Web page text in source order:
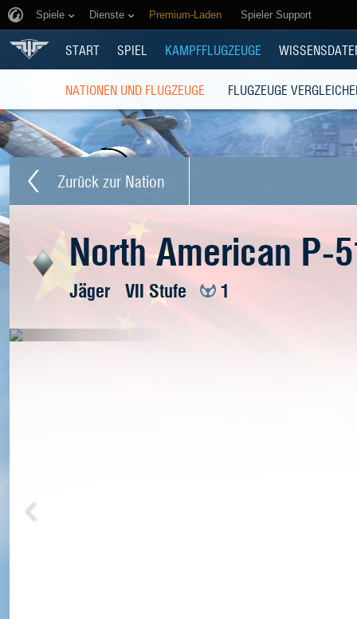
Spiele Dienste Premium-Laden Spieler Support
START SPIEL KAMPFFLUGZEUGE
NATIONEN UND FLUGZEUGE FLUGZEUGE
Zurück zur Nation
North American P-
Jäger VII Stufe 1